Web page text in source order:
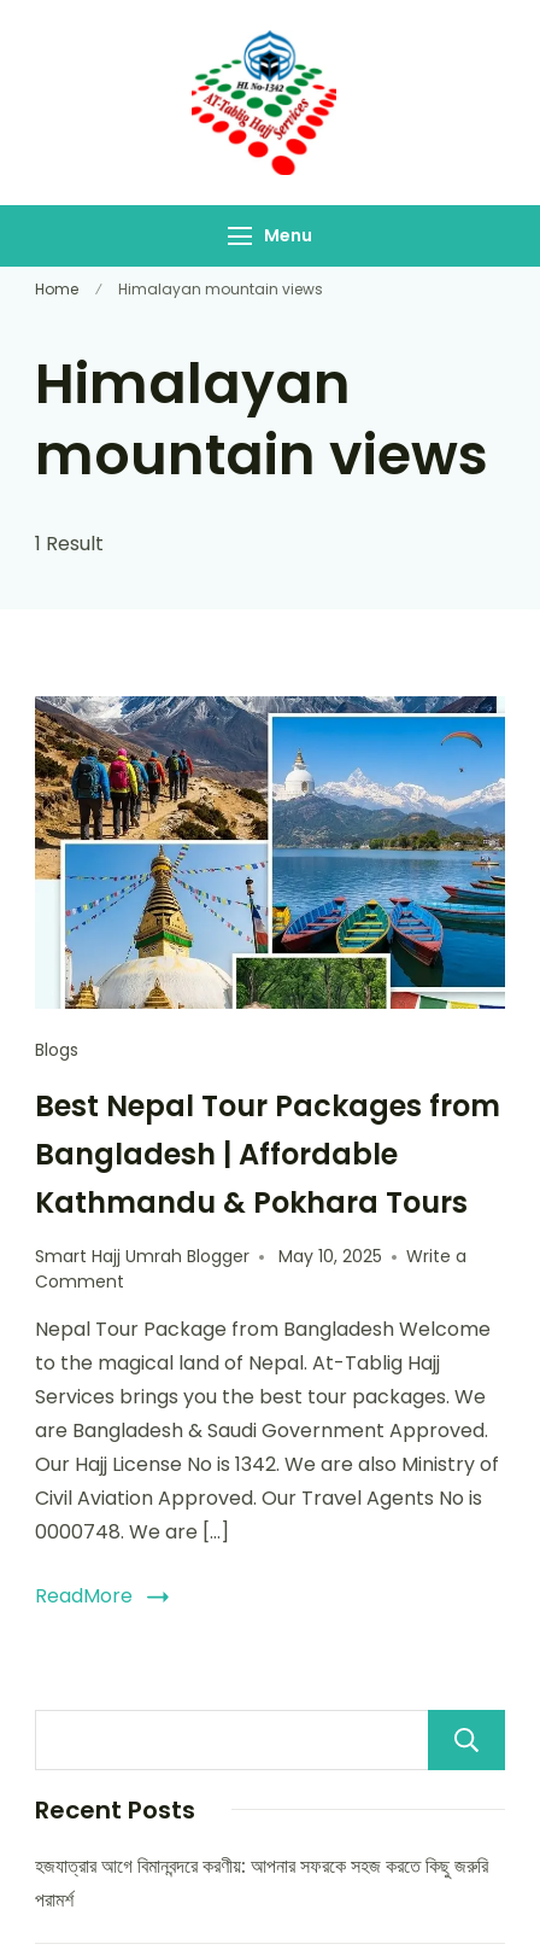
Menu
Home Himalayan mountain views
Himalayan
mountain views
1 Result
Blogs
Best Nepal Tour Packages from
Bangladesh | Affordable
Kathmandu & Pokhara Tours
Smart Hajj Umrah Blogger May 10, 2025
Write a
Comment
Nepal Tour Package from Bangladesh Welcome
to the magical land of Nepal. At-Tablig Hajj
Services brings you the best tour packages. We
are Bangladesh & Saudi Government Approved.
Our Hajj License No is 1342. We are also Ministry of
Civil Aviation Approved. Our Travel Agents No is
0000748. We are […]
ReadMore
Recent Posts
হজযাত্রার আগে বিমানবন্দরে করণীয়: আপনার সফরকে সহজ করতে কিছু জরুরি
পরামর্শ